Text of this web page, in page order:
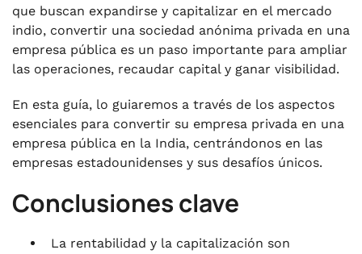
. Documentos necesarios para la conversión de
una sociedad de responsabilidad limitada
privada en una empresa pública
. Formularios que deben presentarse para la
conversión de una sociedad de
responsabilidad limitada privada en una
empresa pública
. Cumplimientos que se deben mantener
que buscan expandirse y capitalizar en el mercado
indio, convertir una sociedad anónima privada en una
empresa pública es un paso importante para ampliar
las operaciones, recaudar capital y ganar visibilidad.
En esta guía, lo guiaremos a través de los aspectos
esenciales para convertir su empresa privada en una
empresa pública en la India, centrándonos en las
empresas estadounidenses y sus desafíos únicos.
Conclusiones clave
La rentabilidad y la capitalización son